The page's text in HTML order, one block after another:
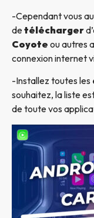
-Cependant vous
detélécharger
Coyote ou autres
connexion internet
-Installez toutes les
souhaitez, la liste
de toute vos